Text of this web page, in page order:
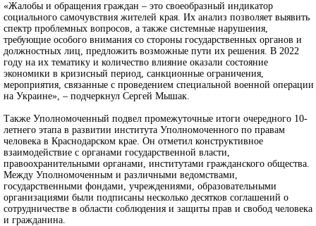
«Жалобы и обращения граждан – это своеобразный индикатор
социального самочувствия жителей края. Их анализ позволяет выявить
спектр проблемных вопросов, а также системные нарушения,
требующие особого внимания со стороны государственных органов и
должностных лиц, предложить возможные пути их решения. В 2022
году на их тематику и количество влияние оказали состояние
экономики в кризисный период, санкционные ограничения,
мероприятия, связанные с проведением специальной военной операции
на Украине», – подчеркнул Сергей Мышак.
Также Уполномоченный подвел промежуточные итоги очередного 10-
летнего этапа в развитии института Уполномоченного по правам
человека в Краснодарском крае. Он отметил конструктивное
взаимодействие с органами государственной власти,
правоохранительными органами, институтами гражданского общества.
Между Уполномоченным и различными ведомствами,
государственными фондами, учреждениями, образовательными
организациями были подписаны несколько десятков соглашений о
сотрудничестве в области соблюдения и защиты прав и свобод человека
и гражданина.